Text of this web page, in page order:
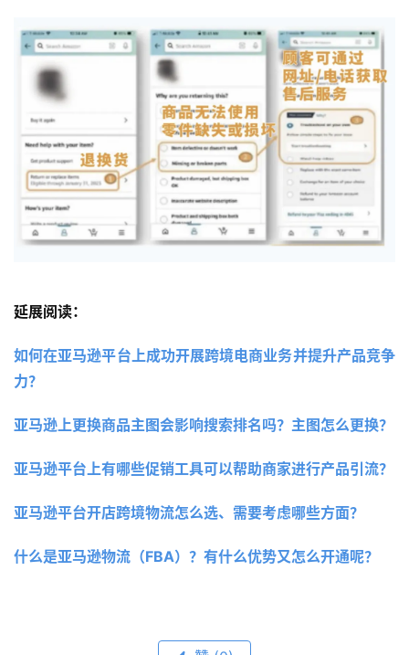
延展阅读：
如何在亚马逊平台上成功开展跨境电商业务并提升产品竞争
力？
亚马逊上更换商品主图会影响搜索排名吗？主图怎么更换？
亚马逊平台上有哪些促销工具可以帮助商家进行产品引流？
亚马逊平台开店跨境物流怎么选、需要考虑哪些方面？
什么是亚马逊物流（FBA）？有什么优势又怎么开通呢？